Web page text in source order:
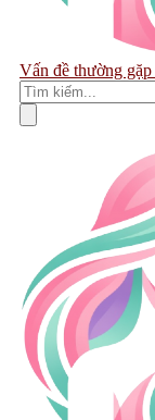
Vấn đề thường gặp